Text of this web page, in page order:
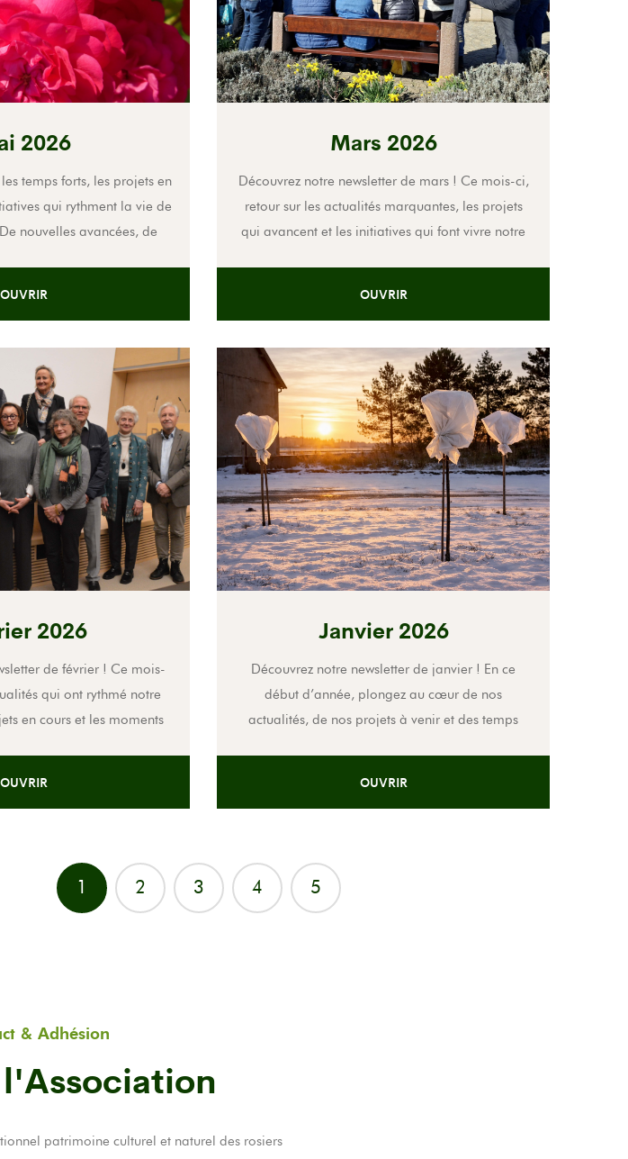
2026
temps forts, les projets en
qui rythment la vie de
nouvelles avancées, de
OUVRIR
Mars 2026
Découvrez notre newsletter de mars ! Ce mois-ci,
retour sur les actualités marquantes, les projets
qui avancent et les initiatives qui font vivre notre
OUVRIR
2026
de février ! Ce mois-
qui ont rythmé notre
en cours et les moments
OUVRIR
Janvier 2026
Découvrez notre newsletter de janvier ! En ce
début d’année, plongez au cœur de nos
actualités, de nos projets à venir et des temps
OUVRIR
1 2 3 4 5
& Adhésion
patrimoine culturel et naturel des rosiers